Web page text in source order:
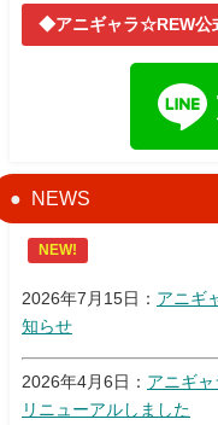
◆アニギャラ☆REW公
NEWS
NEW!
2026年7月15日： アニギ
知らせ
2026年4月6日： アニギ
リニューアルしました